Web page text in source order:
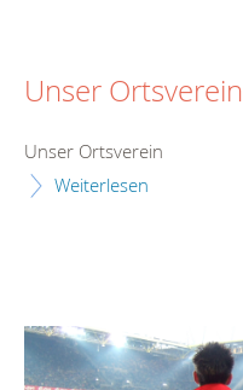
Unser Ortsverein
Unser Ortsverein
Weiterlesen